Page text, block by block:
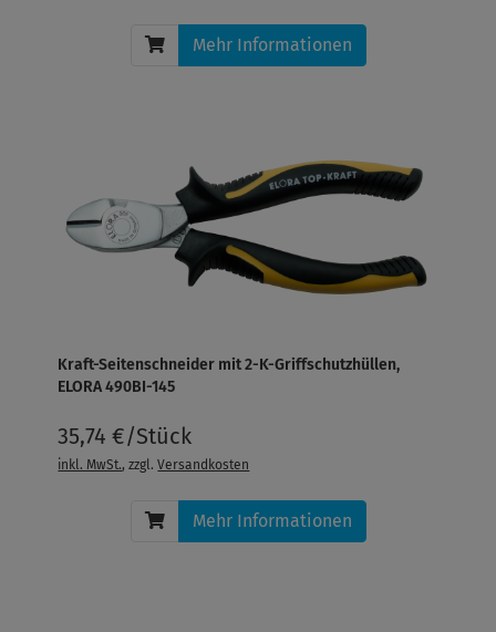
Mehr Informationen
Kraft-Seitenschneider mit 2-K-Griffschutzhüllen,
ELORA 490BI-145
35,74 €/Stück
inkl. MwSt., zzgl.Versandkosten
Mehr Informationen